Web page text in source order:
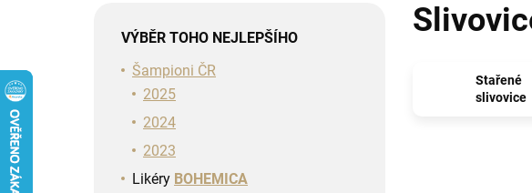
VÝBĚR TOHO NEJLEPŠÍHO
Šampioni ČR
2025
2024
2023
Likéry BOHEMICA
Stařené
slivovice